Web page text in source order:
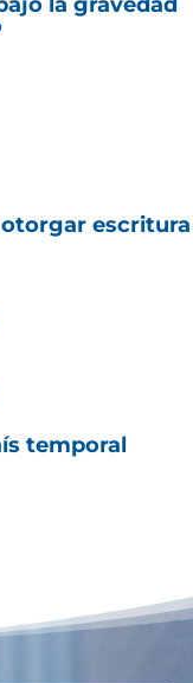
escritura
temporal